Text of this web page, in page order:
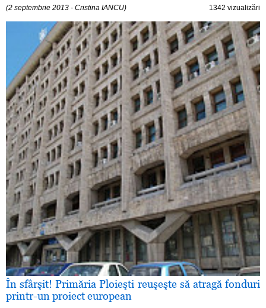
(2 septembrie 2013 - Cristina IANCU) 1342 vizualizări
În sfârşit! Primăria Ploieşti reuşeşte să atragă fonduri
printr-un proiect european